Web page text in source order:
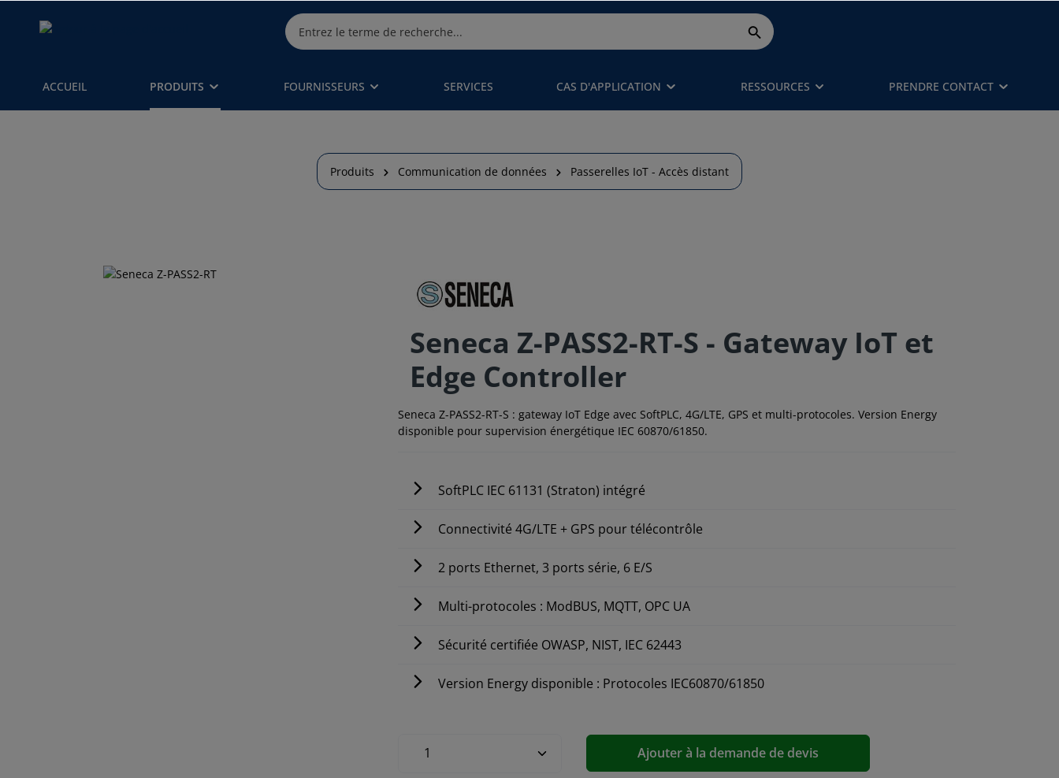
ACCUEIL PRODUITS FOURNISSEURS SERVICES CAS D'APPLICATION RESSOURCES PRENDRE CONTACT
Produits Communication de données Passerelles IoT - Accès distant
Seneca Z-PASS2-RT-S - Gateway IoT et
Edge Controller
Seneca Z-PASS2-RT-S : gateway IoT Edge avec SoftPLC, 4G/LTE, GPS et multi-protocoles. Version Energy
disponible pour supervision énergétique IEC 60870/61850.
SoftPLC IEC 61131 (Straton) intégré
Connectivité 4G/LTE + GPS pour télécontrôle
2 ports Ethernet, 3 ports série, 6 E/S
Multi-protocoles : ModBUS, MQTT, OPC UA
Sécurité certifiée OWASP, NIST, IEC 62443
Version Energy disponible : Protocoles IEC60870/61850
Ajouter à la demande de devis